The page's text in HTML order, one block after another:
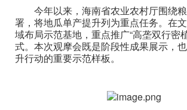
今年以来，海南省农业农村厅围绕
署，将地瓜单产提升列为重点任务。在
域布局示范基地，重点推广“高垄双行密
式。本次观摩会既是阶段性成果展示，
升行动的重要示范样板。